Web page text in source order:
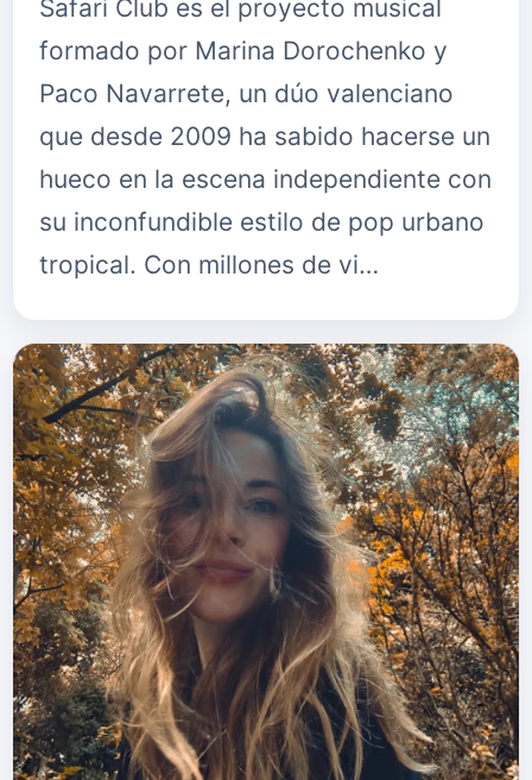
Safari Club es el proyecto musical
formado por Marina Dorochenko y
Paco Navarrete, un dúo valenciano
que desde 2009 ha sabido hacerse un
hueco en la escena independiente con
su inconfundible estilo de pop urbano
tropical. Con millones de vi…